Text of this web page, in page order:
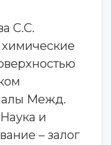
С.С.
Межд.
и
– залог